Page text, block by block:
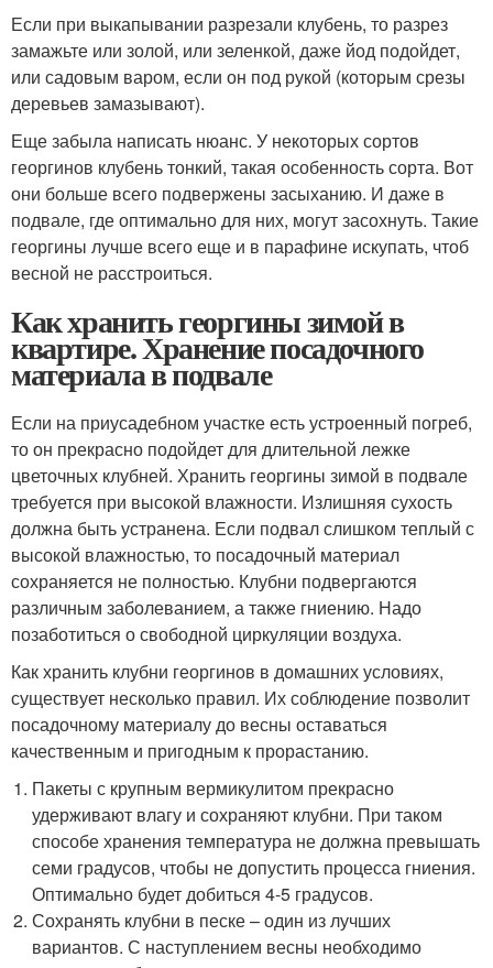
Если при выкапывании разрезали клубень, то разрез
замажьте или золой, или зеленкой, даже йод подойдет,
или садовым варом, если он под рукой (которым срезы
деревьев замазывают).
Еще забыла написать нюанс. У некоторых сортов
георгинов клубень тонкий, такая особенность сорта. Вот
они больше всего подвержены засыханию. И даже в
подвале, где оптимально для них, могут засохнуть. Такие
георгины лучше всего еще и в парафине искупать, чтоб
весной не расстроиться.
Как хранить георгины зимой в
квартире. Хранение посадочного
материала в подвале
Если на приусадебном участке есть устроенный погреб,
то он прекрасно подойдет для длительной лежке
цветочных клубней. Хранить георгины зимой в подвале
требуется при высокой влажности. Излишняя сухость
должна быть устранена. Если подвал слишком теплый с
высокой влажностью, то посадочный материал
сохраняется не полностью. Клубни подвергаются
различным заболеванием, а также гниению. Надо
позаботиться о свободной циркуляции воздуха.
Как хранить клубни георгинов в домашних условиях,
существует несколько правил. Их соблюдение позволит
посадочному материалу до весны оставаться
качественным и пригодным к прорастанию.
Пакеты с крупным вермикулитом прекрасно
удерживают влагу и сохраняют клубни. При таком
способе хранения температура не должна превышать
семи градусов, чтобы не допустить процесса гниения.
Оптимально будет добиться 4-5 градусов.
Сохранять клубни в песке – один из лучших
вариантов. С наступлением весны необходимо